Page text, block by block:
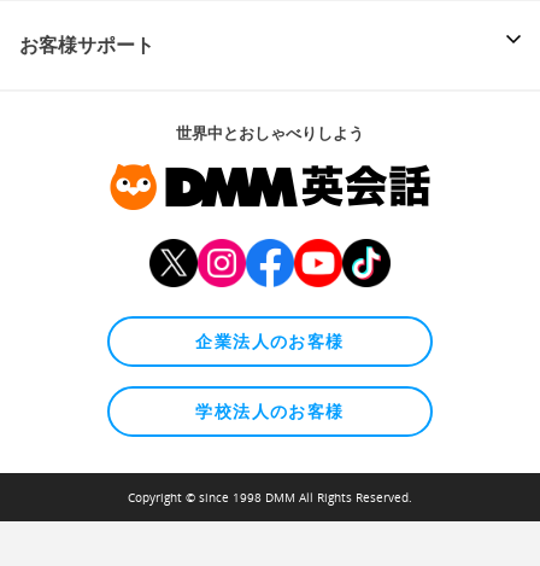
お客様サポート
世界中とおしゃべりしよう
企業法人のお客様
学校法人のお客様
Copyright © since 1998 DMM All Rights Reserved.